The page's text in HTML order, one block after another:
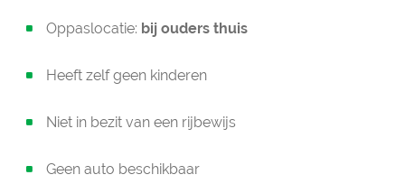
Oppaslocatie: bij ouders thuis
Heeft zelf geen kinderen
Niet in bezit van een rijbewijs
Geen auto beschikbaar